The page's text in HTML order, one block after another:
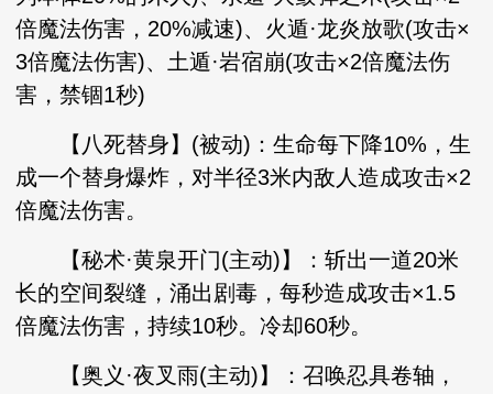
倍魔法伤害，20%减速)、火遁·龙炎放歌(攻击×
3倍魔法伤害)、土遁·岩宿崩(攻击×2倍魔法伤
害，禁锢1秒)
【八死替身】(被动)：生命每下降10%，生
成一个替身爆炸，对半径3米内敌人造成攻击×2
倍魔法伤害。
【秘术·黄泉开门(主动)】：斩出一道20米
长的空间裂缝，涌出剧毒，每秒造成攻击×1.5
倍魔法伤害，持续10秒。冷却60秒。
【奥义·夜叉雨(主动)】：召唤忍具卷轴，